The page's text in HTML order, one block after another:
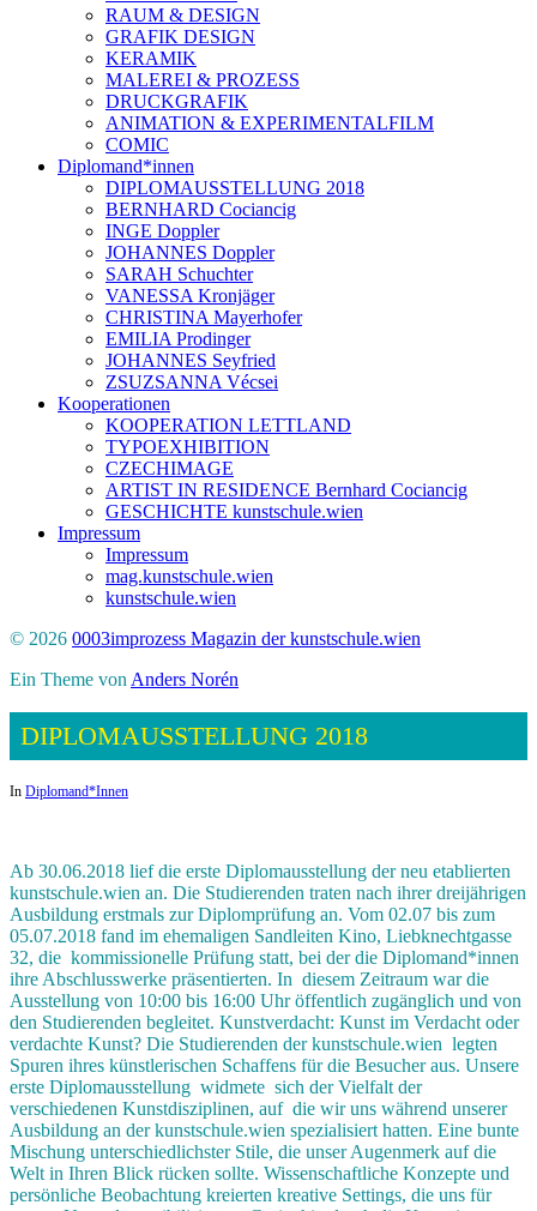
RAUM & DESIGN
GRAFIK DESIGN
KERAMIK
MALEREI & PROZESS
DRUCKGRAFIK
ANIMATION & EXPERIMENTALFILM
COMIC
Diplomand*innen
DIPLOMAUSSTELLUNG 2018
BERNHARD Cociancig
INGE Doppler
JOHANNES Doppler
SARAH Schuchter
VANESSA Kronjäger
CHRISTINA Mayerhofer
EMILIA Prodinger
JOHANNES Seyfried
ZSUZSANNA Vécsei
Kooperationen
KOOPERATION LETTLAND
TYPOEXHIBITION
CZECHIMAGE
ARTIST IN RESIDENCE Bernhard Cociancig
GESCHICHTE kunstschule.wien
Impressum
Impressum
mag.kunstschule.wien
kunstschule.wien
© 2026 0003improzess Magazin der kunstschule.wien
Ein Theme von Anders Norén
DIPLOMAUSSTELLUNG 2018
In Diplomand*Innen
Ab 30.06.2018 liefdie erste Diplomausstellung der neu etablierten
kunstschule.wien an. Die Studierenden traten nach ihrer dreijährigen
Ausbildung erstmals zurDiplomprüfung an. Vom 02.07 bis zum
05.07.2018 fand im ehemaligen Sandleiten Kino, Liebknechtgasse
32, die kommissionelle Prüfung statt, bei der die Diplomand*innen
ihre Abschlusswerke präsentierten. In diesem Zeitraum war die
Ausstellung von 10:00 bis 16:00 Uhr öffentlich zugänglich und von
den Studierenden begleitet. Kunstverdacht: Kunst im Verdacht oder
verdachte Kunst? Die Studierenden derkunstschule.wien legten
Spuren ihres künstlerischen Schaffens fürdie Besucheraus. Unsere
erste Diplomausstellung widmete sich der Vielfalt der
verschiedenen Kunstdisziplinen, auf die wir uns während unserer
Ausbildung an derkunstschule.wien spezialisiert hatten. Eine bunte
Mischung unterschiedlichster Stile, die unser Augenmerk auf die
Welt in Ihren Blick rücken sollte. Wissenschaftliche Konzepte und
persönliche Beobachtung kreierten kreative Settings, die uns für